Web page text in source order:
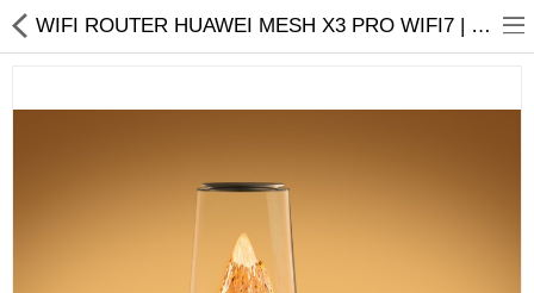
WIFI ROUTER HUAWEI MESH X3 PRO WIFI7 | Ýyndam Tehnika Dünýäsi